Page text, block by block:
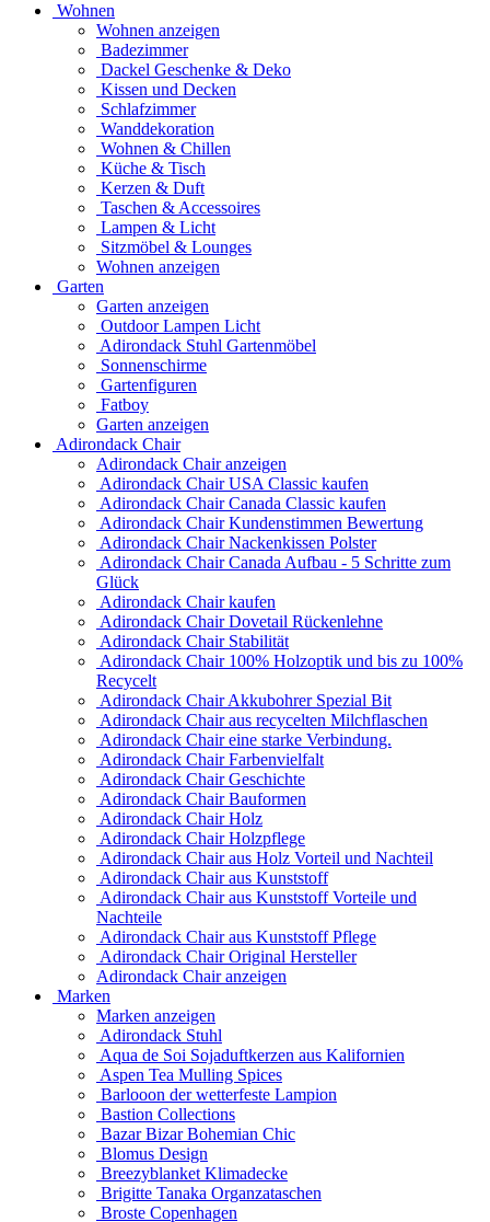
Wohnen
Wohnen anzeigen
Badezimmer
Dackel Geschenke & Deko
Kissen und Decken
Schlafzimmer
Wanddekoration
Wohnen & Chillen
Küche & Tisch
Kerzen & Duft
Taschen & Accessoires
Lampen & Licht
Sitzmöbel & Lounges
Wohnen anzeigen
Garten
Garten anzeigen
Outdoor Lampen Licht
Adirondack Stuhl Gartenmöbel
Sonnenschirme
Gartenfiguren
Fatboy
Garten anzeigen
Adirondack Chair
Adirondack Chair anzeigen
Adirondack Chair USA Classic kaufen
Adirondack Chair Canada Classic kaufen
Adirondack Chair Kundenstimmen Bewertung
Adirondack Chair Nackenkissen Polster
Adirondack Chair Canada Aufbau - 5 Schritte zum
Glück
Adirondack Chair kaufen
Adirondack Chair Dovetail Rückenlehne
Adirondack Chair Stabilität
Adirondack Chair 100% Holzoptik und bis zu 100%
Recycelt
Adirondack Chair Akkubohrer Spezial Bit
Adirondack Chair aus recycelten Milchflaschen
Adirondack Chair eine starke Verbindung.
Adirondack Chair Farbenvielfalt
Adirondack Chair Geschichte
Adirondack Chair Bauformen
Adirondack Chair Holz
Adirondack Chair Holzpflege
Adirondack Chair aus Holz Vorteil und Nachteil
Adirondack Chair aus Kunststoff
Adirondack Chair aus Kunststoff Vorteile und
Nachteile
Adirondack Chair aus Kunststoff Pflege
Adirondack Chair Original Hersteller
Adirondack Chair anzeigen
Marken
Marken anzeigen
Adirondack Stuhl
Aqua de Soi Sojaduftkerzen aus Kalifornien
Aspen Tea Mulling Spices
Barlooon der wetterfeste Lampion
Bastion Collections
Bazar Bizar Bohemian Chic
Blomus Design
Breezyblanket Klimadecke
Brigitte Tanaka Organzataschen
Broste Copenhagen